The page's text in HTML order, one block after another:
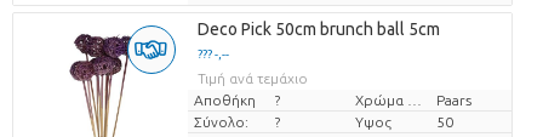
Deco Pick 50cm brunch ball 5cm
??? -,--
Τιμή ανά τεμάχιο
Αποθήκη
?
Paars
Σύνολο:
? Υψος 50